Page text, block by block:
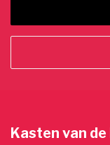
Kasten van de